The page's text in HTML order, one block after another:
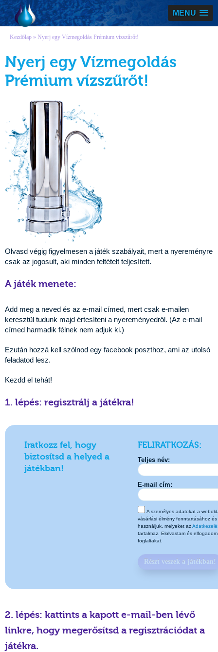
MENU
Vízmegoldás
Kezdőlap » Nyerj egy Vízmegoldás Prémium vízszűrőt!
Nyerj egy Vízmegoldás
Prémium vízszűrőt!
Olvasd végig figyelmesen a játék szabályait, mert a nyereményre
csak az jogosult, aki minden feltételt teljesített.
A játék menete:
Add meg a neved és az e-mail címed, mert csak e-mailen
keresztül tudunk majd értesíteni a nyereményedről. (Az e-mail
címed harmadik félnek nem adjuk ki.)
Ezután hozzá kell szólnod egy facebook poszthoz, ami az utolsó
feladatod lesz.
Kezdd el tehát!
1. lépés: regisztrálj a játékra!
Iratkozz fel, hogy
biztosítsd a helyed a
játékban!
FELIRATKOZÁS:
Teljes név:
E-mail cím:
A személyes adatokat a
vásárlási élmény fenntartásához és
használjuk, melyeket az
tartalmaz. Elolvastam és
foglaltakat.
Részt veszek a játékban!
2. lépés: kattints a kapott e-mail-ben lévő
linkre, hogy megerősítsd a regisztrációdat a
játékra.